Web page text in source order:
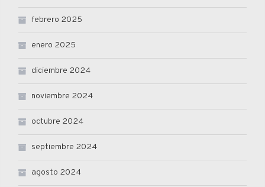
febrero 2025
enero 2025
diciembre 2024
noviembre 2024
octubre 2024
septiembre 2024
agosto 2024